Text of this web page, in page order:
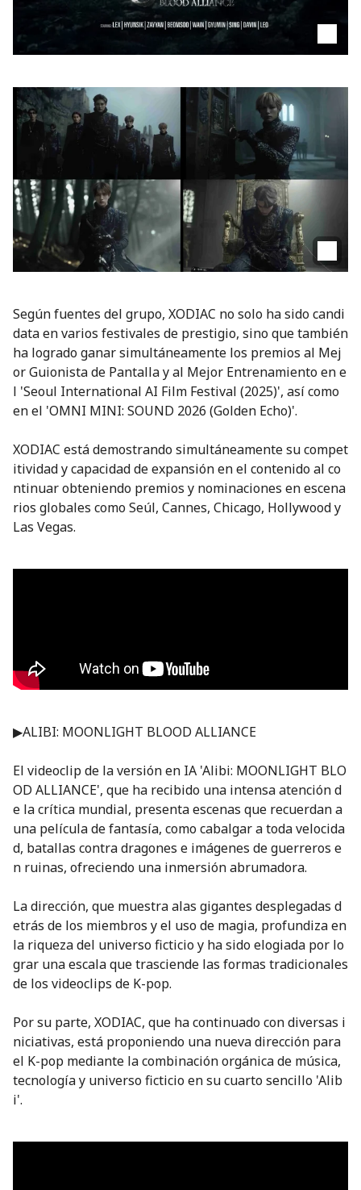
Según fuentes del grupo, XODIAC no solo ha sido candi
data en varios festivales de prestigio, sino que también
ha logrado ganar simultáneamente los premios al Mej
or Guionista de Pantalla y al Mejor Entrenamiento en e
l 'Seoul International AI Film Festival (2025)', así como
en el 'OMNI MINI: SOUND 2026 (Golden Echo)'.
XODIAC está demostrando simultáneamente su compet
itividad y capacidad de expansión en el contenido al co
ntinuar obteniendo premios y nominaciones en escena
rios globales como Seúl, Cannes, Chicago, Hollywood y
Las Vegas.
▶ALIBI: MOONLIGHT BLOOD ALLIANCE
El videoclip de la versión en IA 'Alibi: MOONLIGHT BLO
OD ALLIANCE', que ha recibido una intensa atención d
e la crítica mundial, presenta escenas que recuerdan a
una película de fantasía, como cabalgar a toda velocida
d, batallas contra dragones e imágenes de guerreros e
n ruinas, ofreciendo una inmersión abrumadora.
La dirección, que muestra alas gigantes desplegadas d
etrás de los miembros y el uso de magia, profundiza en
la riqueza del universo ficticio y ha sido elogiada por lo
grar una escala que trasciende las formas tradicionales
de los videoclips de K-pop.
Por su parte, XODIAC, que ha continuado con diversas i
niciativas, está proponiendo una nueva dirección para
el K-pop mediante la combinación orgánica de música,
tecnología y universo ficticio en su cuarto sencillo 'Alib
i'.